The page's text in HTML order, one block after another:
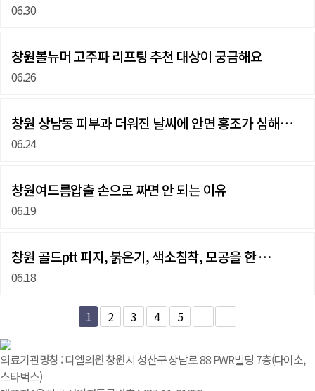
06.30
창원볼뉴머 고주파 리프팅 추천 대상이 궁금해요
06.26
창원 상남동 피부과 더워진 날씨에 안면 홍조가 심해졌다…
06.24
창원여드름압출 손으로 짜면 안 되는 이유
06.19
창원 골드ptt 피지, 붉은기, 색소침착, 모공을 한 …
06.18
1 2 3 4 5
의료기관명칭 : 디엘의원 창원시 성산구 상남로 88 PWR빌딩 7층(다이소,
스타벅스)